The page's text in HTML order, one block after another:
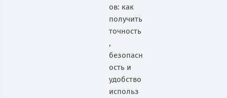
ов: как
получить
точность
,
безопасн
ость и
удобство
использ